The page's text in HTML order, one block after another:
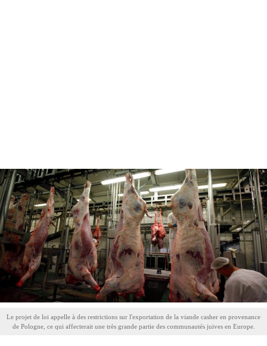
Le projet de loi appelle à des restrictions sur l'exportation de la viande casher en provenance
de Pologne, ce qui affecterait une très grande partie des communautés juives en Europe.